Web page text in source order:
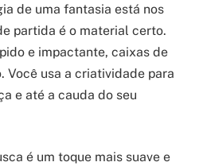
de uma fantasia está nos
partida é o material certo.
e impactante, caixas de
Você usa a criatividade para
e até a cauda do seu
é um toque mais suave e